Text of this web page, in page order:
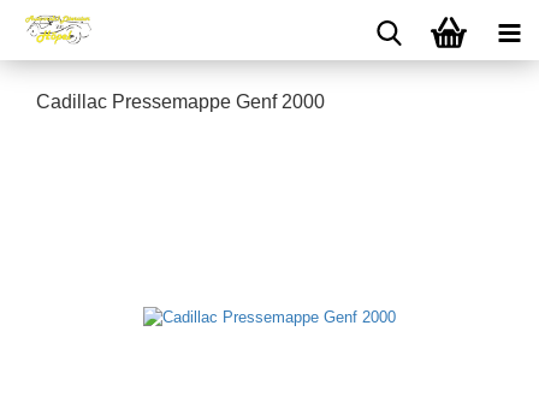
Cadillac Pressemappe Genf 2000